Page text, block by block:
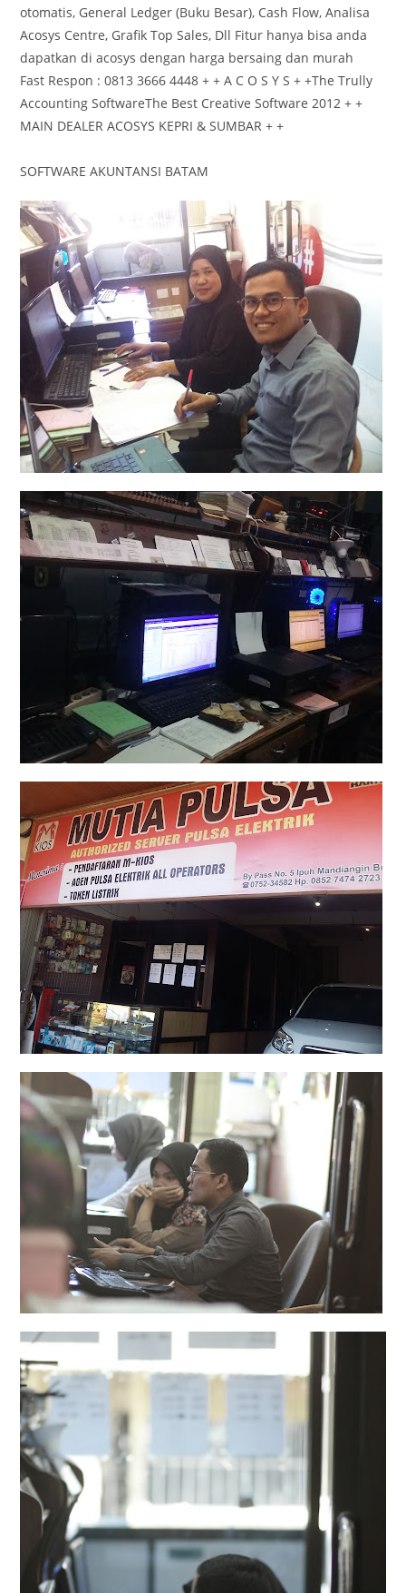
otomatis, General Ledger (Buku Besar), Cash Flow, Analisa
Acosys Centre, Grafik Top Sales, Dll Fitur hanya bisa anda
dapatkan di acosys dengan harga bersaing dan murah
Fast Respon : 0813 3666 4448 + + A C O S Y S + +The Trully
Accounting SoftwareThe Best Creative Software 2012 + +
MAIN DEALER ACOSYS KEPRI & SUMBAR + +
SOFTWARE AKUNTANSI BATAM